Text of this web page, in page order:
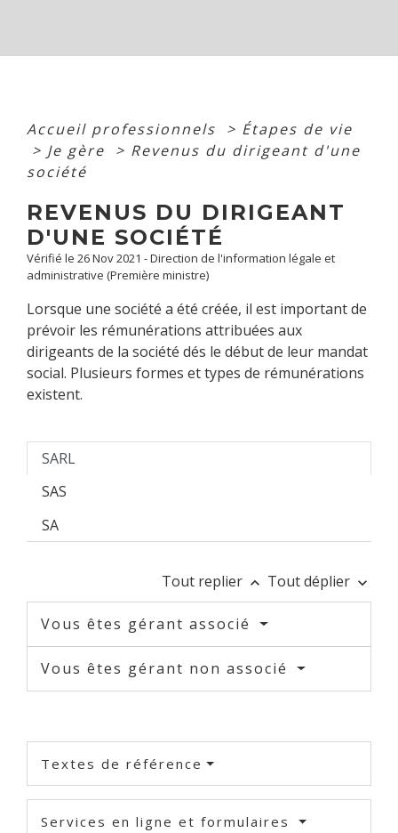
Accueil professionnels > Étapes de vie
> Je gère > Revenus du dirigeant d'une
société
REVENUS DU DIRIGEANT
D'UNE SOCIÉTÉ
Vérifié le 26 Nov 2021 - Direction de l'information légale et
administrative (Première ministre)
Lorsque une société a été créée, il est important de
prévoir les rémunérations attribuées aux
dirigeants de la société dés le début de leur mandat
social. Plusieurs formes et types de rémunérations
existent.
SARL
SAS
SA
Tout replier keyboard_arrow_up Tout déplier keyboard_arrow_down
Vous êtes gérant associé
Vous êtes gérant non associé
Textes de référence
Services en ligne et formulaires